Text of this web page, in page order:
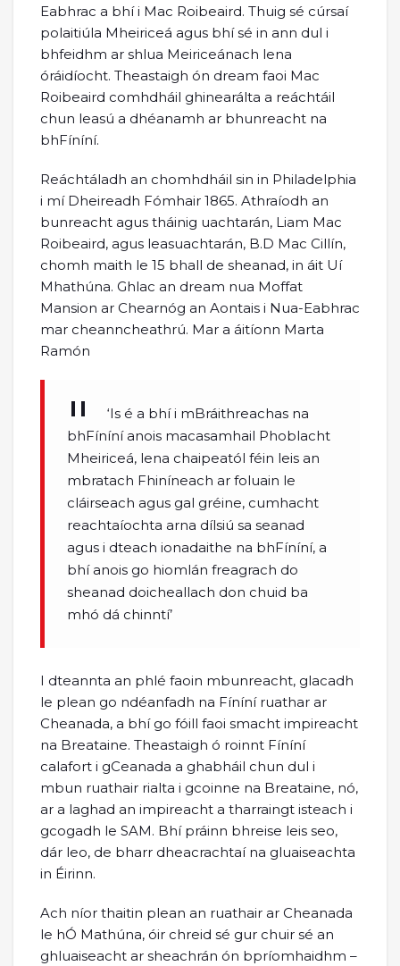
Eabhrac a bhí i Mac Roibeaird. Thuig sé cúrsaí
polaitiúla Mheiriceá agus bhí sé in ann dul i
bhfeidhm ar shlua Meiriceánach lena
óráidíocht. Theastaigh ón dream faoi Mac
Roibeaird comhdháil ghinearálta a reáchtáil
chun leasú a dhéanamh ar bhunreacht na
bhFíníní.
Reáchtáladh an chomhdháil sin in Philadelphia
i mí Dheireadh Fómhair 1865. Athraíodh an
bunreacht agus tháinig uachtarán, Liam Mac
Roibeaird, agus leasuachtarán, B.D Mac Cillín,
chomh maith le 15 bhall de sheanad, in áit Uí
Mhathúna. Ghlac an dream nua Moffat
Mansion ar Chearnóg an Aontais i Nua-Eabhrac
mar cheanncheathrú. Mar a áitíonn Marta
Ramón
‘Is é a bhí i mBráithreachas na
bhFíníní anois macasamhail Phoblacht
Mheiriceá, lena chaipeatól féin leis an
mbratach Fhiníneach ar foluain le
cláirseach agus gal gréine, cumhacht
reachtaíochta arna dílsiú sa seanad
agus i dteach ionadaithe na bhFíníní, a
bhí anois go hiomlán freagrach do
sheanad doicheallach don chuid ba
mhó dá chinntí’
I dteannta an phlé faoin mbunreacht, glacadh
le plean go ndéanfadh na Fíníní ruathar ar
Cheanada, a bhí go fóill faoi smacht impireacht
na Breataine. Theastaigh ó roinnt Fíníní
calafort i gCeanada a ghabháil chun dul i
mbun ruathair rialta i gcoinne na Breataine, nó,
ar a laghad an impireacht a tharraingt isteach i
gcogadh le SAM. Bhí práinn bhreise leis seo,
dár leo, de bharr dheacrachtaí na gluaiseachta
in Éirinn.
Ach níor thaitin plean an ruathair ar Cheanada
le hÓ Mathúna, óir chreid sé gur chuir sé an
ghluaiseacht ar sheachrán ón bpríomhaidhm –